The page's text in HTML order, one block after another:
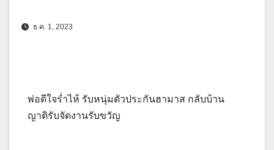
ธ.ค. 1, 2023
พ่อดีใจร่ำไห้ รับหนุ่มตัวประกันฮามาส กลับบ้าน
ญาติรับจัดงานรับขวัญ